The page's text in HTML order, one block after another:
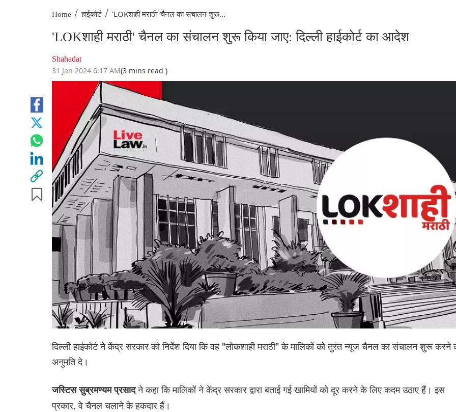
Home / हाईकोर्ट / 'LOKशाही मराठी' चैनल का संचालन शुरू...
'LOKशाही मराठी' चैनल का संचालन शुरू किया जाए: दिल्ली हाईकोर्ट का आदेश
Shahadat
31 Jan 2024 6:17 AM(3 mins read )
दिल्ली हाईकोर्ट ने केंद्र सरकार को निर्देश दिया कि वह "लोकशाही मराठी" के मालिकों को तुरंत न्यूज चैनल का संचालन शुरू करने
अनुमति दे।
जस्टिस सुब्रमण्यम प्रसादने कहा कि मालिकों ने केंद्र सरकार द्वारा बताई गई खामियों को दूर करने के लिए कदम उठाए हैं। इस
प्रकार, वे चैनल चलाने के हकदार हैं।